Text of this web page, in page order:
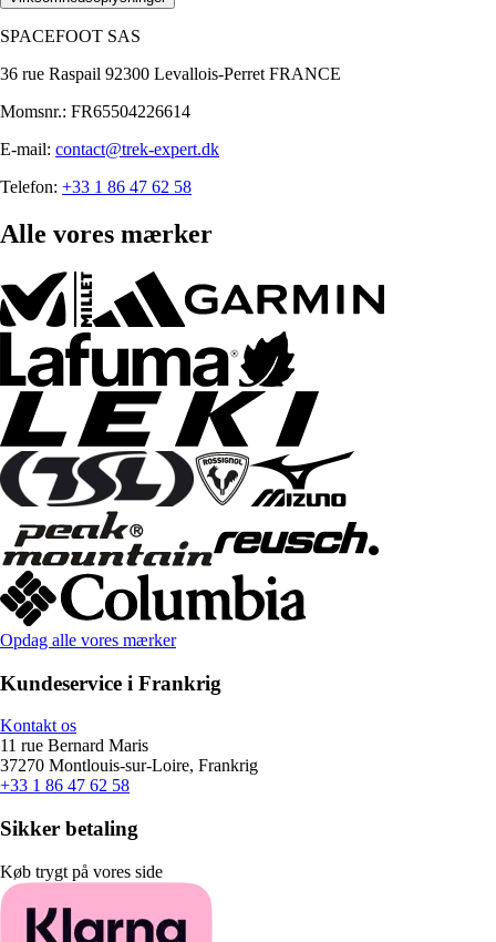
SPACEFOOT SAS
36 rue Raspail 92300 Levallois-Perret FRANCE
Momsnr.: FR65504226614
E-mail: contact@trek-expert.dk
Telefon: +33 1 86 47 62 58
Alle vores mærker
Opdag alle vores mærker
Kundeservice i Frankrig
Kontakt os
11 rue Bernard Maris
37270 Montlouis-sur-Loire, Frankrig
+33 1 86 47 62 58
Sikker betaling
Køb trygt på vores side